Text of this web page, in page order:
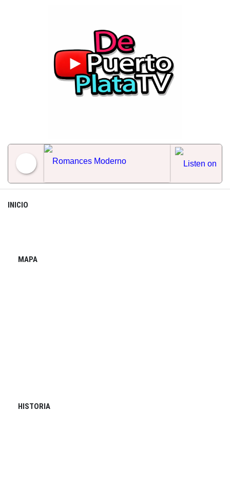
INICIO
MAPA
HISTORIA